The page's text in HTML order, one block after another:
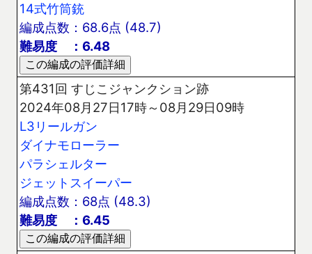
14式竹筒銃
編成点数：68.6点 (48.7)
難易度 ：6.48
第431回 すじこジャンクション跡
2024年08月27日17時～08月29日09時
L3リールガン
ダイナモローラー
パラシェルター
ジェットスイーパー
編成点数：68点 (48.3)
難易度 ：6.45